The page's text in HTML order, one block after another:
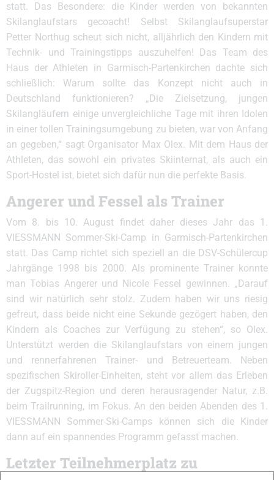
statt. Das Besondere: die Kinder werden von bekannten
Skilanglaufstars gecoacht! Selbst Skilanglaufsuperstar
Petter Northug scheut sich nicht, alljährlich den Kindern mit
Technik- und Trainingstipps auszuhelfen! Das Team des
Haus der Athleten in Garmisch-Partenkirchen dachte sich
schließlich: Warum sollte das Konzept nicht auch in
Deutschland funktionieren? „Die Zielsetzung, jungen
Skilangläufern einige unvergleichliche Tage mit ihren Idolen
in einer tollen Trainingsumgebung zu bieten, war von Anfang
an gegeben,“ sagt Organisator Max Olex. Mit dem Haus der
Athleten, das sowohl ein privates Skiinternat, als auch ein
Sport-Hostel ist, bietet sich dafür nun die perfekte Basis.
Angerer und Fessel als Trainer
Vom 8. bis 10. August findet daher dieses Jahr das 1.
VIESSMANN Sommer-Ski-Camp in Garmisch-Partenkirchen
statt. Das Camp richtet sich speziell an die DSV-Schülercup
Jahrgänge 1998 bis 2000. Als prominente Trainer konnte
man Tobias Angerer und Nicole Fessel gewinnen. „Darauf
sind wir natürlich sehr stolz. Zudem haben wir uns riesig
gefreut, dass beide nicht eine Sekunde gezögert haben, den
Kindern als Coaches zur Verfügung zu stehen“, so Olex.
Unterstützt werden die Skilanglaufstars von einem jungen
und rennerfahrenen Trainer- und Betreuerteam. Neben
spezifischen Skiroller-Einheiten, steht vor allem das Erleben
der Zugspitz-Region und deren herausragender Natur, z.B.
beim Trailrunning, im Fokus. An den beiden Abenden des 1.
VIESSMANN Sommer-Ski-Camps können sich die Kinder
dann auf ein spannendes Programm gefasst machen.
Letzter Teilnehmerplatz zu